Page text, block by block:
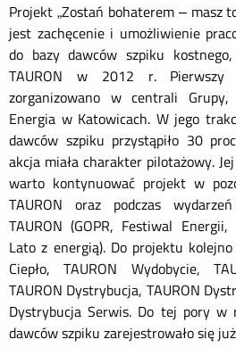
Projekt „Zostań bohaterem – masz
jest zachęcenie i umożliwienie
do bazy dawców szpiku
TAURON w 2012 r. Pierwszy
zorganizowano w centrali Grupy,
Energia w Katowicach. W jego
dawców szpiku przystąpiło 30
akcja miała charakter pilotażowy.
warto kontynuować projekt w
TAURON oraz podczas
TAURON (GOPR, Festiwal
Lato z energią). Do projektu kolejno
Ciepło, TAURON Wydobycie,
TAURON Dystrybucja, TAURON
Dystrybucja Serwis. Do tej pory w
dawców szpiku zarejestrowało się